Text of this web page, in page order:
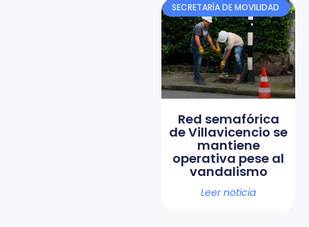
SECRETARÍA DE MOVILIDAD
Red semafórica
de Villavicencio se
mantiene
operativa pese al
vandalismo
Leer noticia